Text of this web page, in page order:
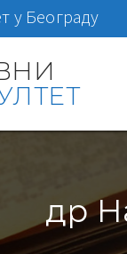
у Београду
др